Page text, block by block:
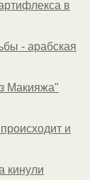
в
- арабская
Макияжа"
и
кинули